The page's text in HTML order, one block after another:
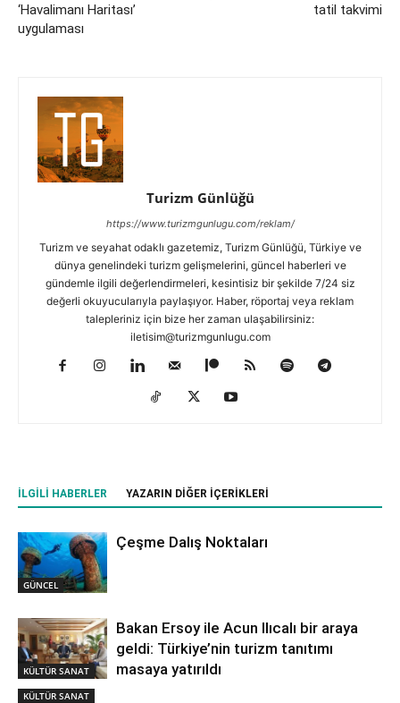
‘Havalimanı Haritası’
uygulaması
tatil takvimi
Turizm Günlüğü
https://www.turizmgunlugu.com/reklam/
Turizm ve seyahat odaklı gazetemiz, Turizm Günlüğü, Türkiye ve
dünya genelindeki turizm gelişmelerini, güncel haberleri ve
gündemle ilgili değerlendirmeleri, kesintisiz bir şekilde 7/24 siz
değerli okuyucularıyla paylaşıyor. Haber, röportaj veya reklam
talepleriniz için bize her zaman ulaşabilirsiniz:
iletisim@turizmgunlugu.com
İLGILI HABERLER YAZARIN DIĞER İÇERIKLERI
GÜNCEL
Çeşme Dalış Noktaları
KÜLTÜR SANAT
Bakan Ersoy ile Acun Ilıcalı bir araya
geldi: Türkiye’nin turizm tanıtımı
masaya yatırıldı
KÜLTÜR SANAT